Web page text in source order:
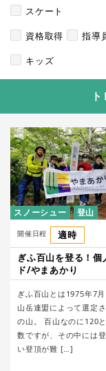
スケート
資格取得
指導
キッズ
スノーシュー 登山
開催日程
適時
ぎふ百山を登る！個
ド/やまあかり
ぎふ百山とは1975年7
山岳連盟によって選定
の山。 百山なのに120
数ですが、その中には
い登頂が難 […]